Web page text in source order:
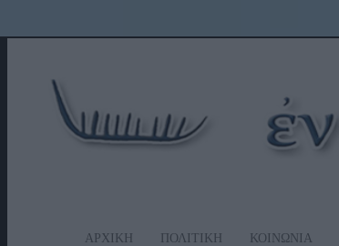
ΑΡΧΙΚΗ ΠΟΛΙΤΙΚΗ ΚΟΙΝΩΝΙΑ